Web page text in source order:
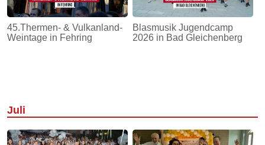
45.Thermen- & Vulkanland-
Weintage in Fehring
Blasmusik Jugendcamp
2026 in Bad Gleichenberg
Juli